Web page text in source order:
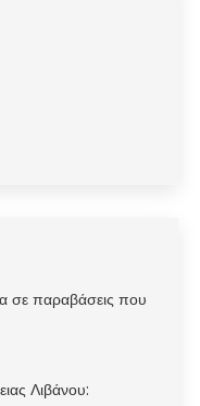
σε παραβάσεις που
Λιβάνου: